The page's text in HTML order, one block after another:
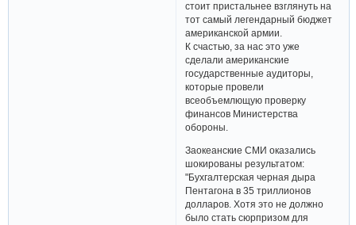
стоит пристальнее взглянуть на
тот самый легендарный бюджет
американской армии.
К счастью, за нас это уже
сделали американские
государственные аудиторы,
которые провели
всеобъемлющую проверку
финансов Министерства
обороны.
Заокеанские СМИ оказались
шокированы результатом:
"Бухгалтерская черная дыра
Пентагона в 35 триллионов
долларов. Хотя это не должно
было стать сюрпризом для